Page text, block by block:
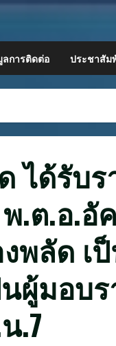
การติดต่อ ประชาสัม
ได้รับ
.ต.อ.อั
พลัด เ
ผู้มอบ
.7